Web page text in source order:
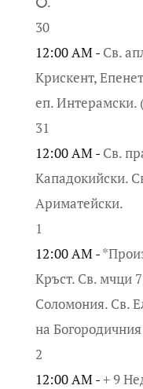
30
12:00 AM - Св.
Крискент,
еп. Интерамски.
31
12:00 AM - Св.
Кападокийски.
Ариматейски.
1
12:00 AM -
Кръст. Св. мчци
Соломония. Св.
на
2
12:00 AM -+ 9